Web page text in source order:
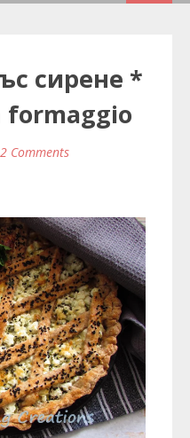
сирене *
formaggio
Comments